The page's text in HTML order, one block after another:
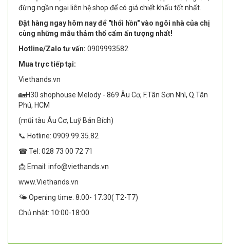
đừng ngần ngại liên hệ shop để có giá chiết khấu tốt nhất.
Đặt hàng ngay hôm nay để "thổi hồn" vào ngôi nhà của chị
cùng những mẫu thảm thổ cẩm ấn tượng nhất!
Hotline/Zalo tư vấn: 0909993582
Mua trực tiếp tại:
Viethands.vn
🏡H30 shophouse Melody - 869 Âu Cơ, F.Tân Sơn Nhì, Q.Tân
Phú, HCM
(mũi tàu Âu Cơ, Luỹ Bán Bích)
📞 Hotline: 0909.99.35.82
☎ Tel: 028 73 00 72 71
📩 Email: info@viethands.vn
www.Viethands.vn
🌤️ Opening time: 8:00- 17:30( T2-T7)
Chủ nhật: 10:00-18:00